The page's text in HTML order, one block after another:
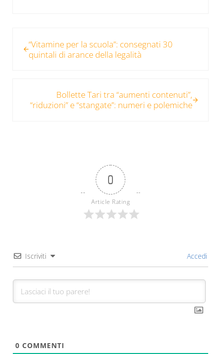
“Vitamine per la scuola”: consegnati 30
quintali di arance della legalità
Bollette Tari tra “aumenti contenuti”,
“riduzioni” e “stangate”: numeri e polemiche
0
Article Rating
Iscriviti Accedi
0 COMMENTI